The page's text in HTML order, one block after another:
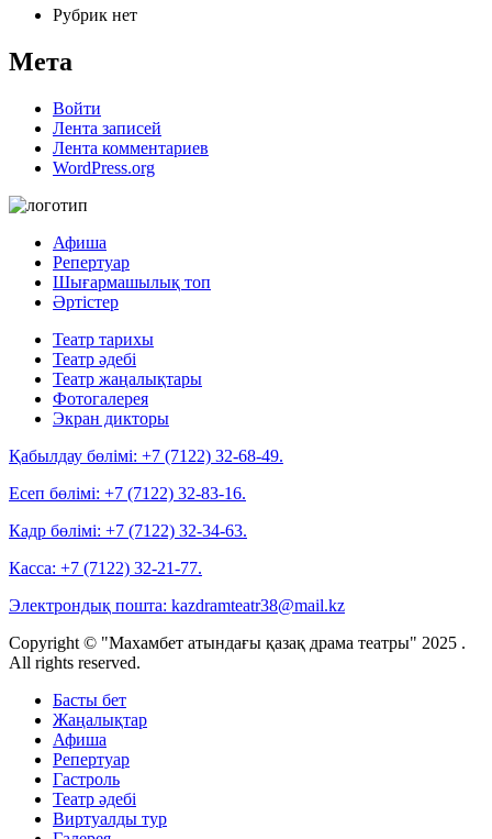
Рубрик нет
Мета
Войти
Лента записей
Лента комментариев
WordPress.org
Афиша
Репертуар
Шығармашылық топ
Әртістер
Театр тарихы
Театр әдебі
Театр жаңалықтары
Фотогалерея
Экран дикторы
Қабылдау бөлімі: +7 (7122) 32-68-49.
Есеп бөлімі: +7 (7122) 32-83-16.
Кадр бөлімі: +7 (7122) 32-34-63.
Касса: +7 (7122) 32-21-77.
Электрондық пошта: kazdramteatr38@mail.kz
Copyright © "Махамбет атындағы қазақ драма театры" 2025 .
All rights reserved.
Басты бет
Жаңалықтар
Афиша
Репертуар
Гастроль
Театр әдебі
Виртуалды тур